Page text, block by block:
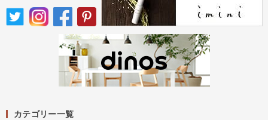
カテゴリー一覧